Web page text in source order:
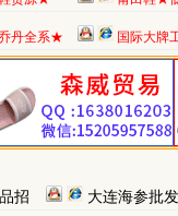
丹全系★ 国际大牌
招
大连海参批发